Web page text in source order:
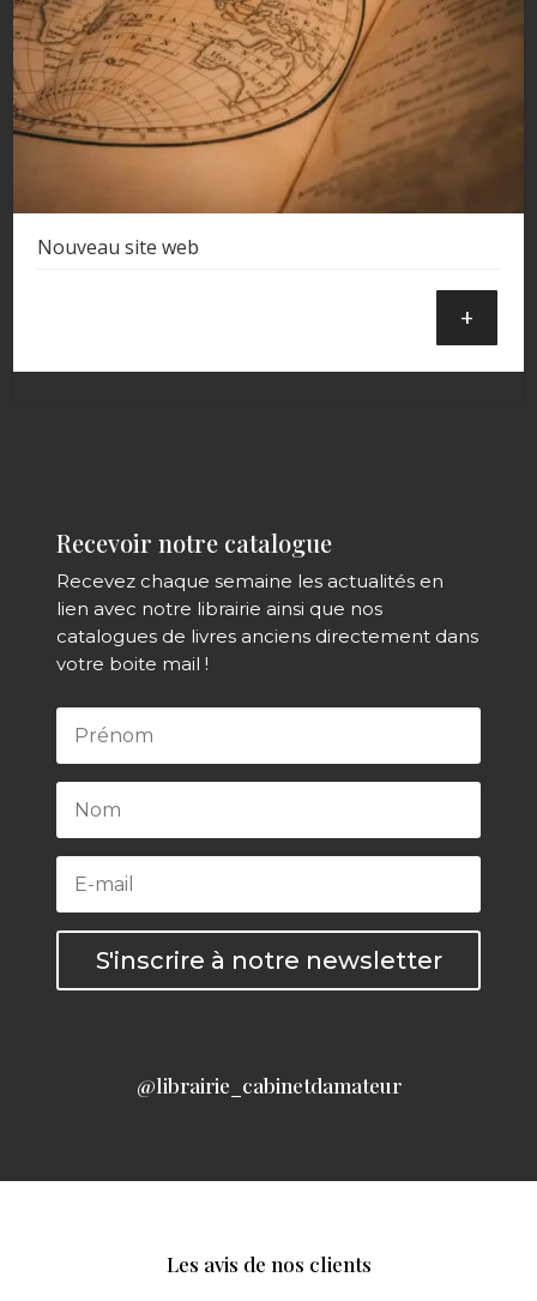
Nouveau site web
+
Recevoir notre catalogue
Recevez chaque semaine les actualités en
lien avec notre librairie ainsi que nos
catalogues de livres anciens directement dans
votre boite mail !
S'inscrire à notre newsletter
@librairie_cabinetdamateur
Les avis de nos clients